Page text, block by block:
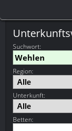
Suchwort:
Region:
Unterkunft:
Betten: